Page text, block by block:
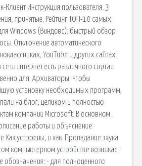
Клиент Инструкция пользователя. 3
принятые. Рейтинг ТОП-10 самых
Windows (Виндовс): быстрый обзор
Отключение автоматического
YouTube и других сайтах.
интернет есть различного сортаи
для. Архиваторы. Чтобы
установку необходимых программ,
на блог, целиком и полностью
компании Microsoft. В основном.
работы и объяснение
Как устроены, и как. Пропадание звука
компьютерном устройстве возникает
обозначения: - для полноценного